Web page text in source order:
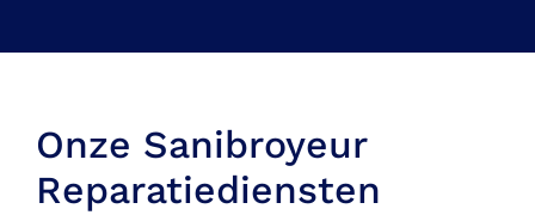
Onze Sanibroyeur
Reparatiediensten